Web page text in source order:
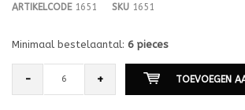
ARTIKELCODE1651 SKU 1651
Minimaal bestelaantal: 6 pieces
- + TOEVOEGEN